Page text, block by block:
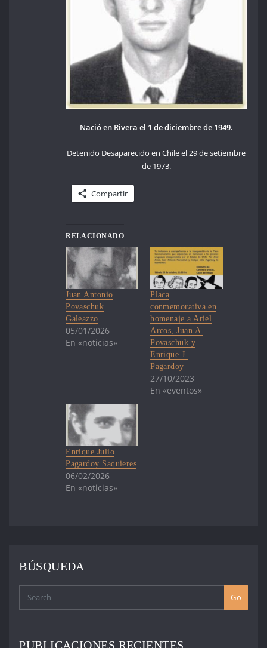
Nació en Rivera el 1 de diciembre de 1949.
Detenido Desaparecido en Chile el 29 de setiembre
de 1973.
Compartir
RELACIONADO
Juan Antonio
Povaschuk
Galeazzo
05/01/2026
En «noticias»
Placa
conmemorativa en
homenaje a Ariel
Arcos, Juan A.
Povaschuk y
Enrique J.
Pagardoy
27/10/2023
En «eventos»
Enrique Julio
Pagardoy Saquieres
06/02/2026
En «noticias»
BÚSQUEDA
Go
PUBLICACIONES RECIENTES